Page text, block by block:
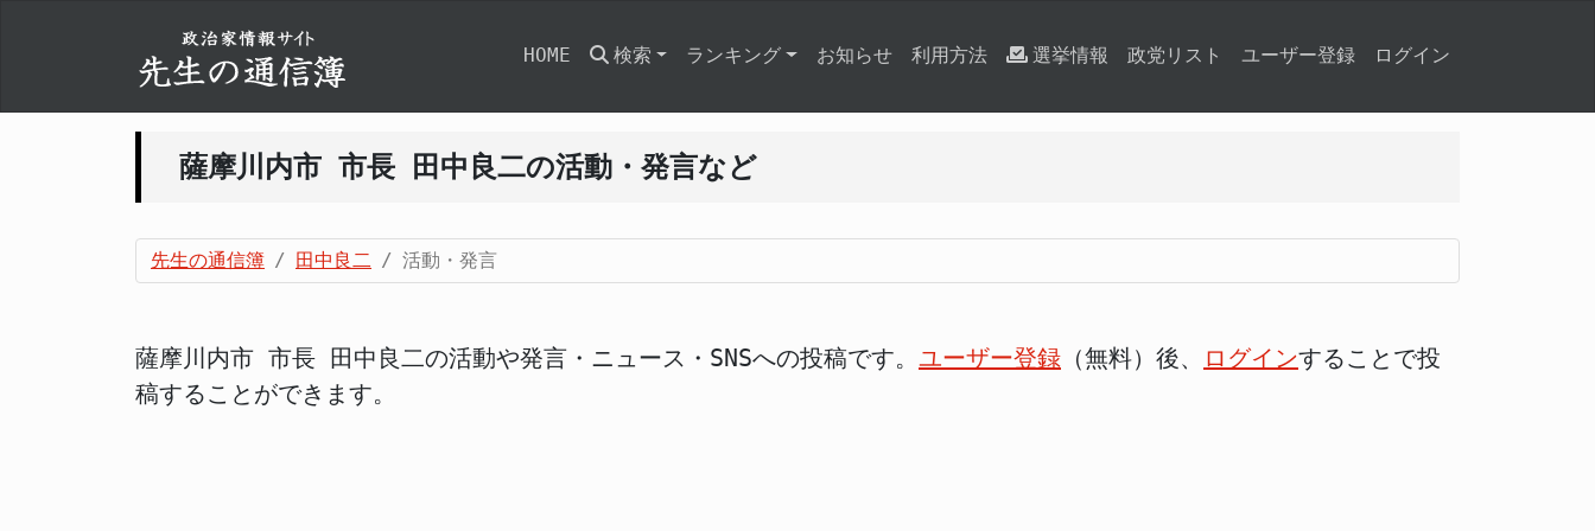
HOME 検索 ランキング お知らせ 利用方法 選挙情報 政党リスト ユーザー登録 ログイン
薩摩川内市 市長 田中良二の活動・発言など
先生の通信簿 田中良二 活動・発言
薩摩川内市 市長 田中良二の活動や発言・ニュース・SNSへの投稿です。 ユーザー登録 （無料）後、 ログインすることで投
稿することができます。